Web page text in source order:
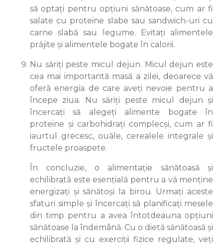
să optați pentru opțiuni sănătoase, cum ar fi
salate cu proteine slabe sau sandwich-uri cu
carne slabă sau legume. Evitați alimentele
prăjite și alimentele bogate în calorii.
Nu săriți peste micul dejun. Micul dejun este
cea mai importantă masă a zilei, deoarece vă
oferă energia de care aveți nevoie pentru a
începe ziua. Nu săriți peste micul dejun și
încercați să alegeți alimente bogate în
proteine și carbohidrați complecși, cum ar fi
iaurtul grecesc, ouăle, cerealele integrale și
fructele proaspete.
În concluzie, o alimentație sănătoasă și
echilibrată este esențială pentru a vă menține
energizați și sănătoși la birou. Urmați aceste
sfaturi simple și încercați să planificați mesele
din timp pentru a avea întotdeauna opțiuni
sănătoase la îndemână. Cu o dietă sănătoasă și
echilibrată și cu exerciții fizice regulate, veți